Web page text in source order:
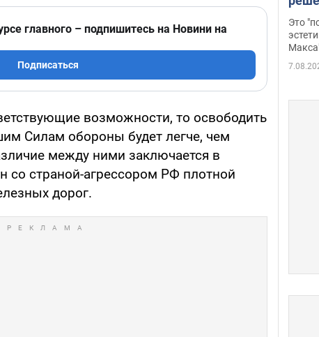
главного – подпишитесь на Новини на
Подписаться
возможности, то освободить
Силам обороны будет легче, чем
между ними заключается в
со страной-агрессором РФ плотной
дорог.
Это